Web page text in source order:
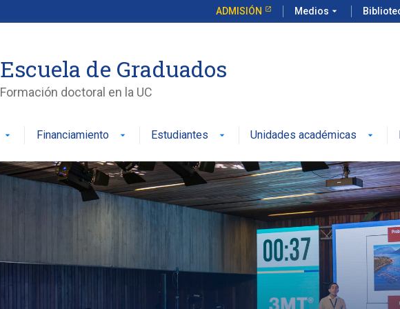
ADMISIÓN Medios arrow_drop_down
Escuela de Graduados
Formación doctoral en la UC
Financiamiento Estudiantes Unidades académicas